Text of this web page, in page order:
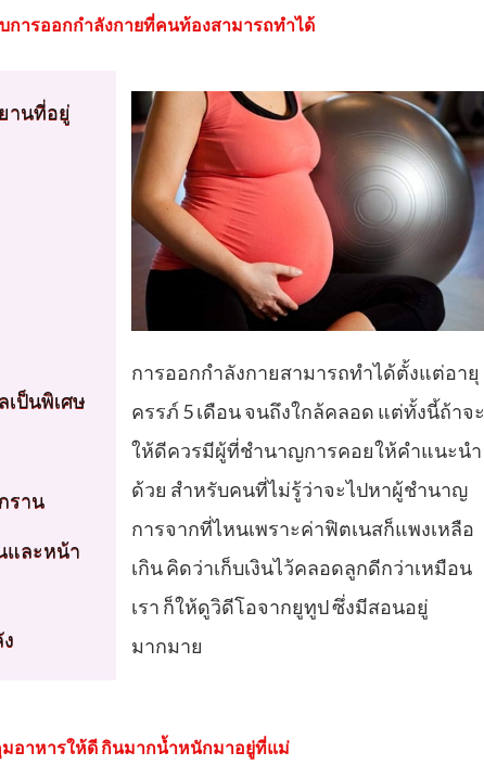
การออกกำลังกายที่คนท้องสามารถทำได้
านที่อยู่
ป็นพิเศษ
ราน
และหน้า
การออกกำลังกายสามารถทำได้ตั้งแต่อายุ
ครรภ์ 5 เดือน จนถึงใกล้คลอด แต่ทั้งนี้ถ้าจะ
ให้ดีควรมีผู้ที่ชำนาญการคอยให้คำแนะนำ
ด้วย สำหรับคนที่ไม่รู้ว่าจะไปหาผู้ชำนาญ
การจากที่ไหนเพราะค่าฟิตเนสก็แพงเหลือ
เกิน คิดว่าเก็บเงินไว้คลอดลูกดีกว่าเหมือน
เรา ก็ให้ดูวิดีโอจากยูทูป ซึ่งมีสอนอยู่
มากมาย
อาหารให้ดี กินมากน้ำหนักมาอยู่ที่แม่